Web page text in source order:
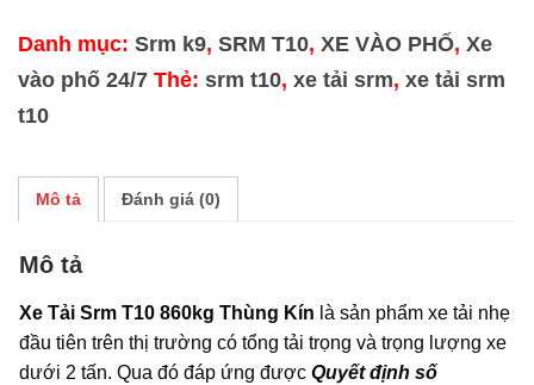
860KG
KÍN
INOX
lượng
Danh mục: Srm k9, SRM T10, XE VÀO PHỐ, Xe
vào phố 24/7 Thẻ: srm t10, xe tải srm, xe tải srm
t10
Mô tả Đánh giá (0)
Mô tả
Xe Tải Srm T10 860kg Thùng Kín là sản phẩm xe tải nhẹ
đầu tiên trên thị trường có tổng tải trọng và trọng lượng xe
dưới 2 tấn. Qua đó đáp ứng được Quyết định số